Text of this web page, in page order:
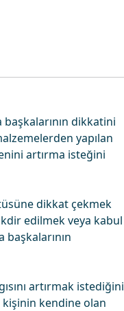
dikkatini
yapılan
artırma isteğini
dikkat çekmek
edilmek veya kabul
artırmak istediğini
kendine olan